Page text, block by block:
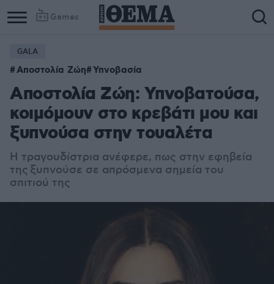
Games
Column
1
Column
2
GALA
Αποστολία Ζώη Υπνοβασία
Αποστολία Ζώη: Υπνοβατούσα,
κοιμόμουν στο κρεβάτι μου και
ξυπνούσα στην τουαλέτα
Η τραγουδίστρια ανέφερε, πως στην εφηβεία
της ξυπνούσε σε απρόσμενα σημεία του
σπιτιού της